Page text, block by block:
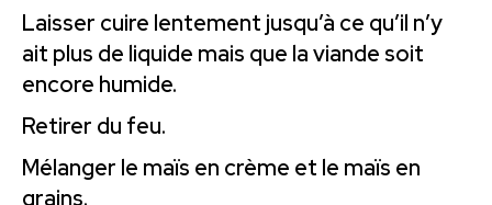
Laisser cuire lentement jusqu’à ce qu’il n’y
ait plus de liquide mais que la viande soit
encore humide.
Retirer du feu.
Mélanger le maïs en crème et le maïs en
grains.